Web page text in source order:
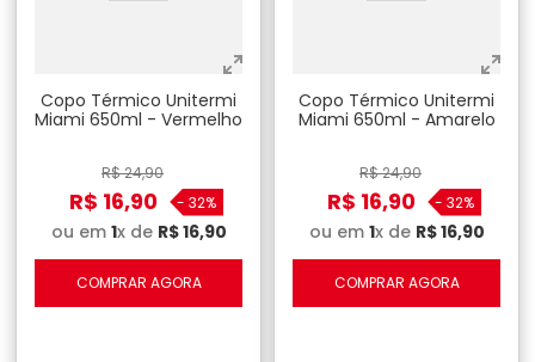
Copo Térmico Unitermi
Miami 650ml - Vermelho
R$24,90
R$ 16,90 - 32%
ou em 1x de R$16,90
COMPRAR AGORA
Copo Térmico Unitermi
Miami 650ml - Amarelo
R$24,90
R$ 16,90 - 32%
ou em 1x de R$16,90
COMPRAR AGORA